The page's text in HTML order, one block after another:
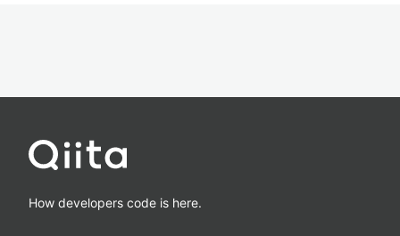
How developers code is here.